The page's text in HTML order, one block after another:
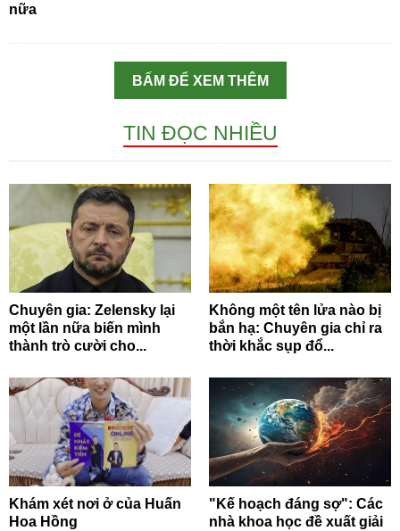
nữa
BẤM ĐỂ XEM THÊM
TIN ĐỌC NHIỀU
Chuyên gia: Zelensky lại
một lần nữa biến mình
thành trò cười cho...
Không một tên lửa nào bị
bắn hạ: Chuyên gia chỉ ra
thời khắc sụp đổ...
Khám xét nơi ở của Huấn
Hoa Hồng
"Kế hoạch đáng sợ": Các
nhà khoa học đề xuất giải